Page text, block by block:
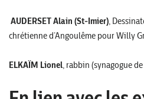
AUDERSET Alain (St-Imier) ,
chrétienne d’Angoulême pour Willy
ELKAÏM Lionel , rabbin (synagogue